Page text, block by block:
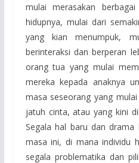
mulai merasakan
hidupnya, mulai dari
yang kian menumpuk,
berinteraksi dan berperan
orang tua yang mulai
mereka kepada anaknya
masa seseorang yang
jatuh cinta, atau yang kini
Segala hal baru dan drama
masa ini, di mana individu
segala problematika dan